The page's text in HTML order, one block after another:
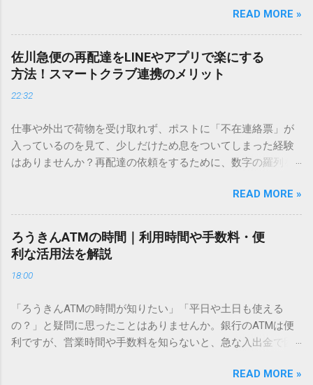
てしまいますよね。多くの人が「IMEパッド（手書き入力）」
を使いますが、実はマウスで一画ずつ書くのは非効率です
し、似た漢字が多すぎて結局見つからないことも少なくあり
ません。 そこで今回は、IMEパッドを使わずに、特定のコー
ドを打ち込むだけで一瞬で旧字や外字、特殊記号を呼び出す
「文字コード入力」のテクニックを詳しく解説します。 この
必要はありません。 1. なぜ「変換」しても旧字・外字が出て
こないのか？ そもそも、なぜ普通の変換で出てこない漢字が
あるのでしょうか。その理由は、パソコンが文字を認識する
は、JIS規格（日本産業規格）によって「第1水準」「第2水
準」といった形で整理されています。しかし、人名や地名に
使われる非常に古い漢字（旧字）や、特定の組織だけで作ら
れた「外字」は、この一般的な変換リストに含まれていない
ン上のすべての文字には、いわば「住所」のような番号が割
り振られています。変換候補に出ない文字でも、この住所
（コード）を直接指定すれば、確実に呼び出すことができる
のです。 2. Windows標準機能！文字コードで漢字を出す「16
進数入力」 最も汎用性が高く、特別なソフトも不要なのが
READ MORE »
佐川急便の再配達をLINEやアプリで楽にする
方法！スマートクラブ連携のメリット
22:32
仕事や外出で荷物を受け取れず、ポストに「不在連絡票」が
入っているのを見て、少しだけため息をついてしまった経験
はありませんか？再配達の依頼をするために、数字の羅列を
ことに申し訳なさを感じたりすることもあるかもしれませ
ん。 「もっとスムーズに、自分のタイミングで受け取りた
い」 「わざわざ電話をかけずに、スマホ一つで完結させた
い」 そんな願いを叶えてくれるのが、佐川急便の会員制サー
ビス「スマートクラブ」と、LINEや公式アプリの連携です。
これらを活用するだけで、再配達のストレスは驚くほど軽く
受け取り術と、連携による具体的なメリットを徹底解説しま
す。 佐川急便の再配達が劇的に変わる「スマートクラブ」と
は？ まず押さえておきたいのが、佐川急便の個人向け無料会
況をリアルタイムで管理するための基盤となるサービスで
READ MORE »
ろうきんATMの時間｜利用時間や手数料・便
利な活用法を解説
18:00
「ろうきんATMの時間が知りたい」「平日や土日も使える
の？」と疑問に思ったことはありませんか。銀行のATMは便
利ですが、営業時間や手数料を知らないと、急な入出金で困
ATM営業時間や利用の注意点、便利な活用法 を詳しく解説し
READ MORE »